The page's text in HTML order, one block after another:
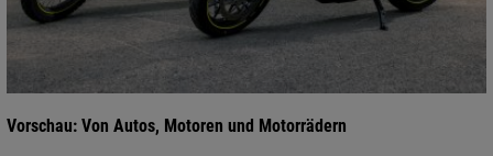
Vorschau: Von Autos, Motoren und Motorrädern